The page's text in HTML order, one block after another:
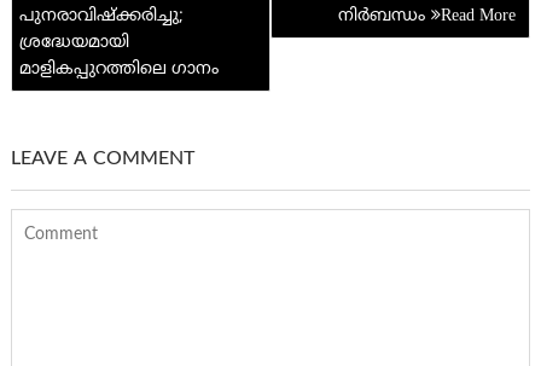
പുനരാവിഷ്ക്കരിച്ചു;
ശ്രദ്ധേയമായി
മാളികപ്പുറത്തിലെ ഗാനം
നിർബന്ധം
LEAVE A COMMENT